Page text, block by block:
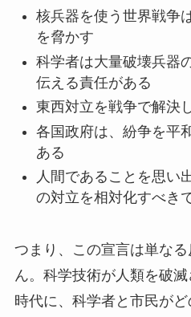
核兵器を使う世界戦争
を脅かす
科学者は大量破壊兵器
伝える責任がある
東西対立を戦争で解決
各国政府は、紛争を平
ある
人間であることを思い
の対立を相対化すべき
つまり、この宣言は単な
ん。科学技術が人類を破
時代に、科学者と市民が